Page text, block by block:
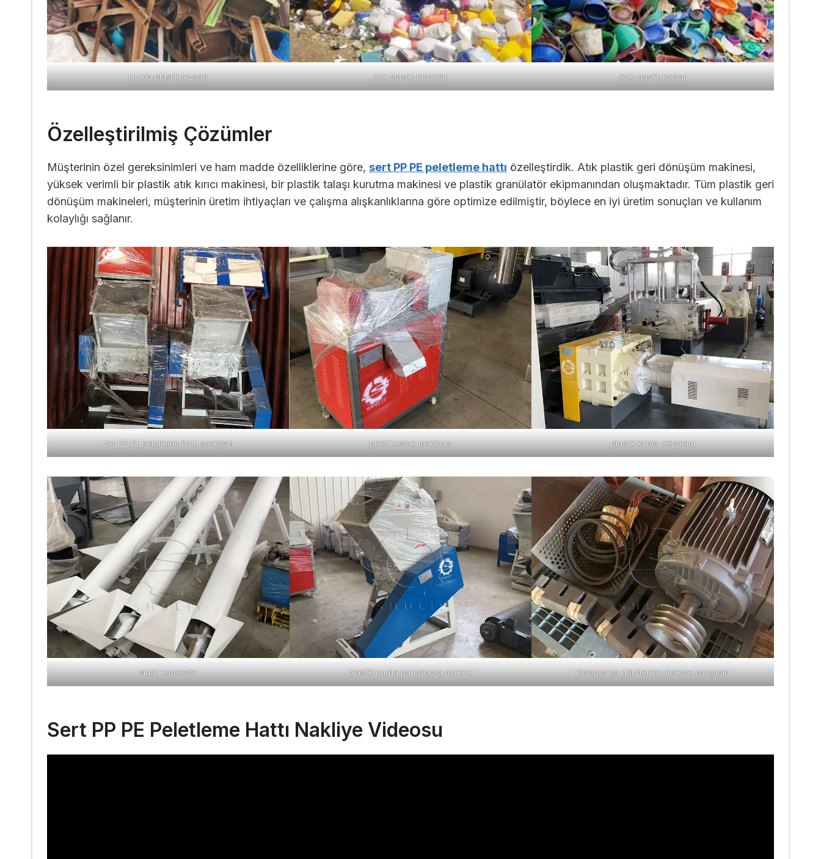
Hurda plastik tezgah Atık plastik bidonlar Atık plastik kaplar
Özelleştirilmiş Çözümler
Müşterinin özel gereksinimleri ve ham madde özelliklerine göre, sert PP PE peletleme hattı özelleştirdik. Atık plastik geri dönüşüm makinesi,
yüksek verimli bir plastik atık kırıcı makinesi, bir plastik talaşı kurutma makinesi ve plastik granülatör ekipmanından oluşmaktadır. Tüm plastik geri
dönüşüm makineleri, müşterinin üretim ihtiyaçları ve çalışma alışkanlıklarına göre optimize edilmiştir, böylece en iyi üretim sonuçları ve kullanım
kolaylığı sağlanır.
zorPPPE peletleme hattı sevkiyatı pelet kesme makinası plastik kırma ekipmanı
vidalı konveyör plastik hurda parçalayıcı makine Etiyopya'ya gönderilen makine parçaları
Sert PP PE Peletleme Hattı Nakliye Videosu